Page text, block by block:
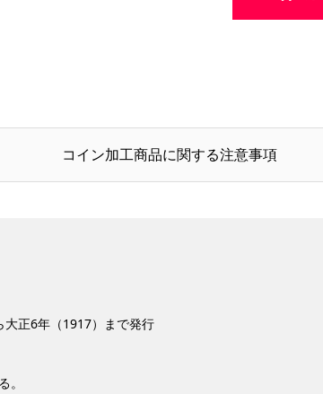
コイン加工商品に関する注意事項
正6年（1917）まで発行
。